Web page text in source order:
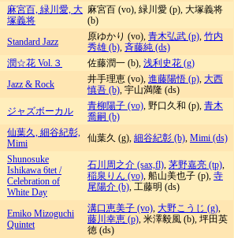
麻宮百, 緑川愛, 大
塚義将
麻宮百 (vo), 緑川愛 (p), 大塚義将
(b)
Standard Jazz 原ゆかり (vo), 青木弘武 (p), 竹内
秀雄 (b), 斉藤純 (ds)
潤☆花 Vol.３ 佐藤潤一 (b), 浅利史花 (g)
Jazz & Rock 井手理恵 (vo), 進藤陽悟 (p), 大西
慎吾 (b), 宇山満隆 (ds)
ジャズボーカル 青柳陽子 (vo), 野口久和 (p), 青木
喬嗣 (b)
仙葉久, 細谷紀彰,
Mimi
仙葉久 (g), 細谷紀彰 (b), Mimi (ds)
Shunosuke
Ishikawa 6tet /
Celebration of
White Day
石川周之介 (sax,fl), 茅野嘉亮 (tp),
稲泉りん (vo), 船山美也子 (p), 寺
尾陽介 (b), 工藤明 (ds)
Emiko Mizoguchi
Quintet
溝口恵美子 (vo), 大野こうじ (g),
藤川幸恵 (p), 米澤毅風 (b), 坪田英
徳 (ds)